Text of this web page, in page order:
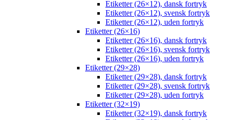
Etiketter (26×12), dansk fortryk
Etiketter (26×12), svensk fortryk
Etiketter (26×12), uden fortryk
Etiketter (26×16)
Etiketter (26×16), dansk fortryk
Etiketter (26×16), svensk fortryk
Etiketter (26×16), uden fortryk
Etiketter (29×28)
Etiketter (29×28), dansk fortryk
Etiketter (29×28), svensk fortryk
Etiketter (29×28), uden fortryk
Etiketter (32×19)
Etiketter (32×19), dansk fortryk